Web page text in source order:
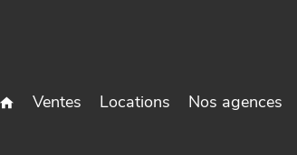
Ventes Locations Nos agences